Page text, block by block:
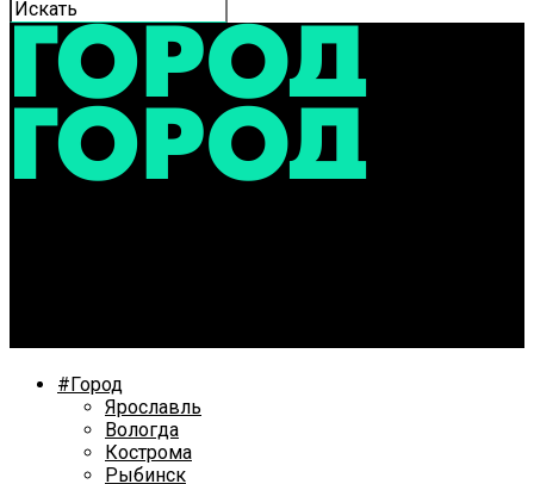
#Город
Ярославль
Вологда
Кострома
Рыбинск